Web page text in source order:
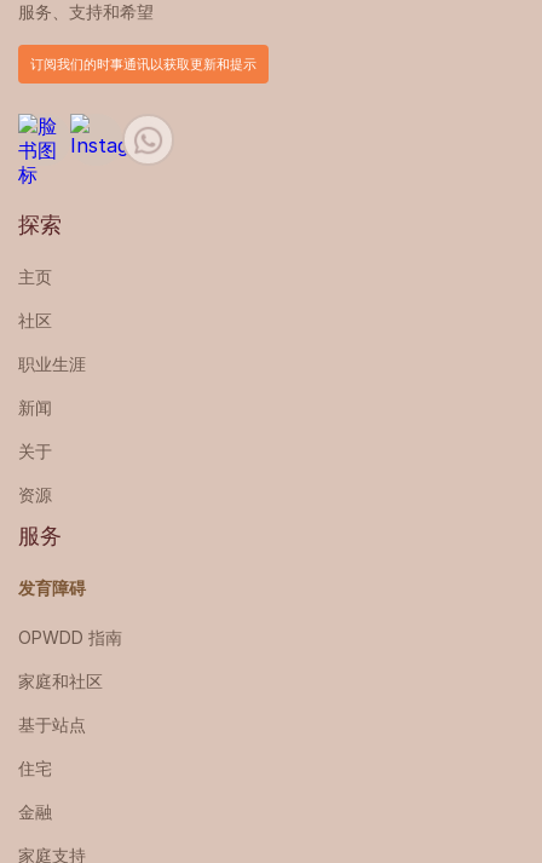
服务、支持和希望
订阅我们的时事通讯以获取更新和提示
探索
主页
社区
职业生涯
新闻
关于
资源
服务
发育障碍
OPWDD 指南
家庭和社区
基于站点
住宅
金融
家庭支持